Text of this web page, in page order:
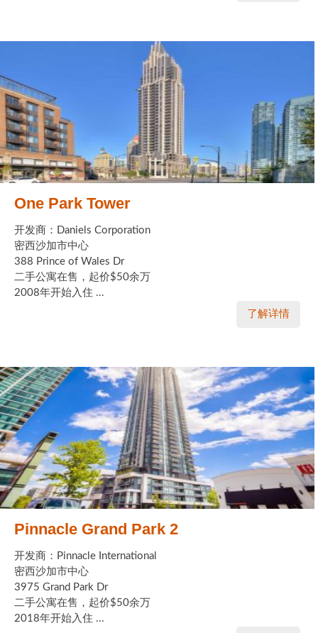
One Park Tower
开发商：Daniels Corporation
密西沙加市中心
388 Prince of Wales Dr
二手公寓在售，起价$50余万
2008年开始入住 ...
了解详情
Pinnacle Grand Park 2
开发商：Pinnacle International
密西沙加市中心
3975 Grand Park Dr
二手公寓在售，起价$50余万
2018年开始入住 ...